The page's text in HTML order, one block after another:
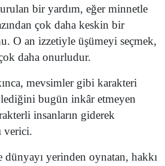
Isparta
Mersin
İstanbul
İzmir
Kars
Kayseri
bir yardım, eğer minnetle
çok daha keskin bir
O an izzetiyle üşümeyi seçmek,
daha onurludur.
mevsimler gibi karakteri
bugün inkâr etmeyen
insanların giderek
verici.
yerinden oynatan, hakkı